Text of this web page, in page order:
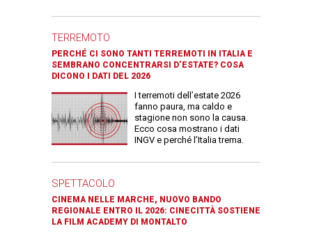
TERREMOTO
PERCHÉ CI SONO TANTI TERREMOTI IN ITALIA E
SEMBRANO CONCENTRARSI D’ESTATE? COSA
DICONO I DATI DEL 2026
I terremoti dell’estate 2026
fanno paura, ma caldo e
stagione non sono la causa.
Ecco cosa mostrano i dati
INGV e perché l’Italia trema.
SPETTACOLO
CINEMA NELLE MARCHE, NUOVO BANDO
REGIONALE ENTRO IL 2026: CINECITTÀ SOSTIENE
LA FILM ACADEMY DI MONTALTO